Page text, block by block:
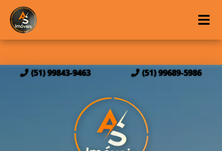
(51) 99843-9463 (51) 99689-5986